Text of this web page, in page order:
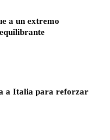
a un extremo
a Italia para reforzar